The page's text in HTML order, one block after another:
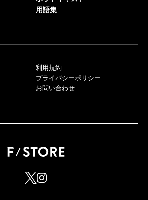
用語集
利用規約
プライバシーポリシー
お問い合わせ